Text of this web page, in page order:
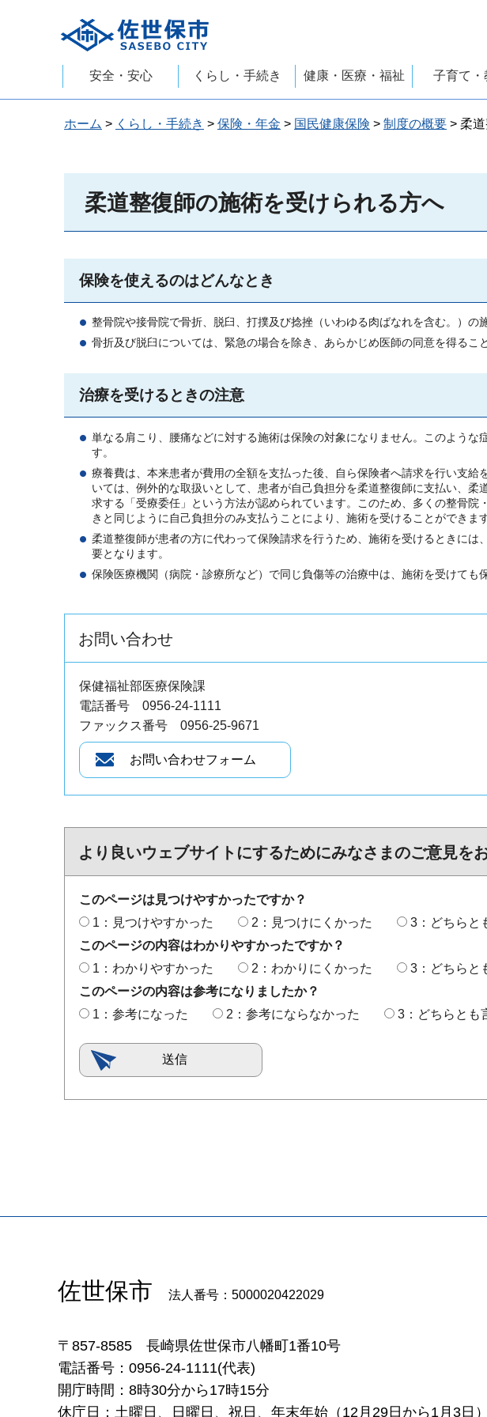
佐世保市
安全・安心 くらし・手続き 健康・医療・福祉 子育て・
ホーム > くらし・手続き > 保険・年金 > 国民健康保険 > 制度の概要 > 柔
柔道整復師の施術を受けられる方へ
保険を使えるのはどんなとき
整骨院や接骨院で骨折、脱臼、打撲及び捻挫（いわゆる肉ばなれを含む。）の
骨折及び脱臼については、緊急の場合を除き、あらかじめ医師の同意を得るこ
治療を受けるときの注意
単なる肩こり、腰痛などに対する施術は保険の対象になりません。このような
す。
療養費は、本来患者が費用の全額を支払った後、自ら保険者へ請求を行い支給
いては、例外的な取扱いとして、患者が自己負担分を柔道整復師に支払い、
求する「受療委任」という方法が認められています。このため、多くの整骨院
きと同じように自己負担分のみ支払うことにより、施術を受けることができます
柔道整復師が患者の方に代わって保険請求を行うため、施術を受けるときに
要となります。
保険医療機関（病院・診療所など）で同じ負傷等の治療中は、施術を受けても
お問い合わせ
保健福祉部医療保険課
電話番号 0956-24-1111
ファックス番号 0956-25-9671
より良いウェブサイトにするためにみなさまのご意見を
このページは見つけやすかったですか？
1：見つけやすかった
2：見つけにくかった
3：どちらと
このページの内容はわかりやすかったですか？
1：わかりやすかった
2：わかりにくかった
3：どちらと
このページの内容は参考になりましたか？
1：参考になった
2：参考にならなかった 3：どちらとも
佐世保市 法人番号：5000020422029
〒857-8585 長崎県佐世保市八幡町1番10号
電話番号：0956-24-1111(代表)
開庁時間：8時30分から17時15分
休庁日：土曜日、日曜日、祝日、年末年始（12月29日から1月3日）